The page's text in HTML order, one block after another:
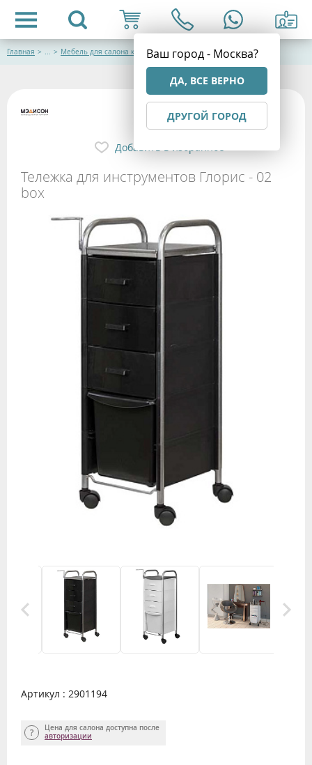
Ваш город - Москва?
ДА, ВСЕ ВЕРНО
ДРУГОЙ ГОРОД
Главная > ... > Мебель для салона красоты
Тележка для инструментов Глорис - 02
box
Добавить в избранное
Артикул : 2901194
Цена для салона доступна после
авторизации